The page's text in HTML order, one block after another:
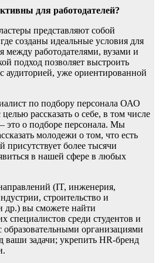
для работодателей?
представляют собой
созданы идеальные условия для
между работодателями, вузами и
подход позволяет выстроить
аудиторией, уже ориентированной
по подбору персонала ОАО
рассказать о себе, в том числе
это о подборе персонала. Мы
молодежи о том, что есть
присутствует более тысячи
в нашей сфере в любых
(IT, инженерия,
строительство и
др.) вы сможете найти
специалистов среди студентов и
образовательными организациями
задачи; укрепить HR-бренд